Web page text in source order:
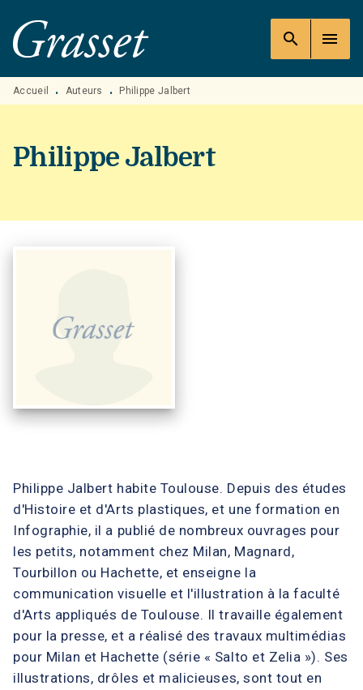
MENU RECHERCHE
PIED DE PAGE
search menu
Accueil • Auteurs • Philippe Jalbert
Philippe Jalbert
Philippe Jalbert habite Toulouse. Depuis des études
d'Histoire et d'Arts plastiques, et une formation en
Infographie, il a publié de nombreux ouvrages pour
les petits, notamment chez Milan, Magnard,
Tourbillon ou Hachette, et enseigne la
communication visuelle et l'illustration à la faculté
d'Arts appliqués de Toulouse. Il travaille également
pour la presse, et a réalisé des travaux multimédias
pour Milan et Hachette (série « Salto et Zelia »). Ses
illustrations, drôles et malicieuses, sont tout en